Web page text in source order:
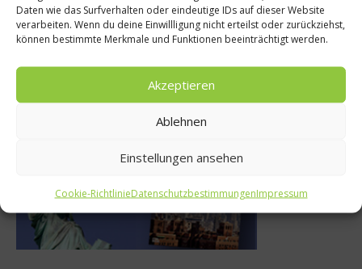
Daten wie das Surfverhalten oder eindeutige IDs auf dieser Website
verarbeiten. Wenn du deine Einwillligung nicht erteilst oder zurückziehst,
können bestimmte Merkmale und Funktionen beeinträchtigt werden.
Akzeptieren
Ablehnen
Einstellungen ansehen
Cookie-RichtlinieDatenschutzbestimmungenImpressum
Ludwigpalais
27. Juli 2026
17. Juli 2026